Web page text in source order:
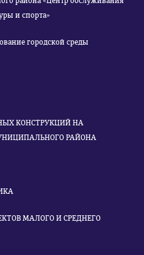
и спорта»
городской среды
КОНСТРУКЦИЙ НА
РАЙОНА
МАЛОГО И СРЕДНЕГО